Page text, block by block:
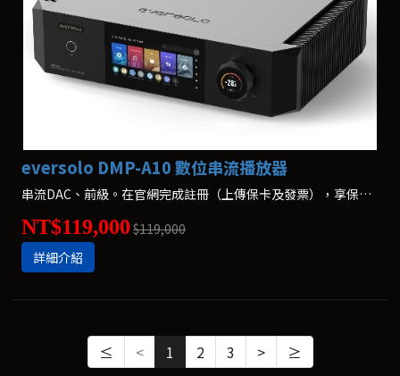
eversolo DMP-A10 數位串流播放器
串流DAC、前級。在官網完成註冊（上傳保卡及發票），享保固升級 12+6 個月
NT$119,000 $119,000
詳細介紹
≤ < 1 2 3 > ≥